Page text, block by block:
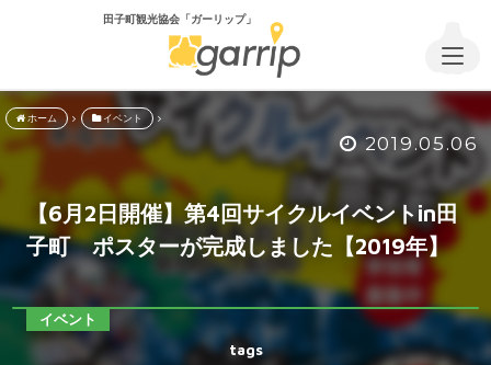
田子町観光協会「ガーリップ」
ホーム イベント
2019.05.06
【6月2日開催】第4回サイクルイベントin田
子町 ポスターが完成しました【2019年】
イベント
tags